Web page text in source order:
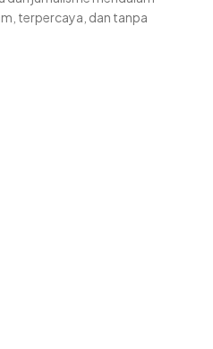
terpercaya, dan tanpa